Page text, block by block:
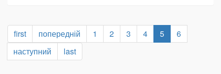
first попередній 1 2 3 4 5
6
наступний
last